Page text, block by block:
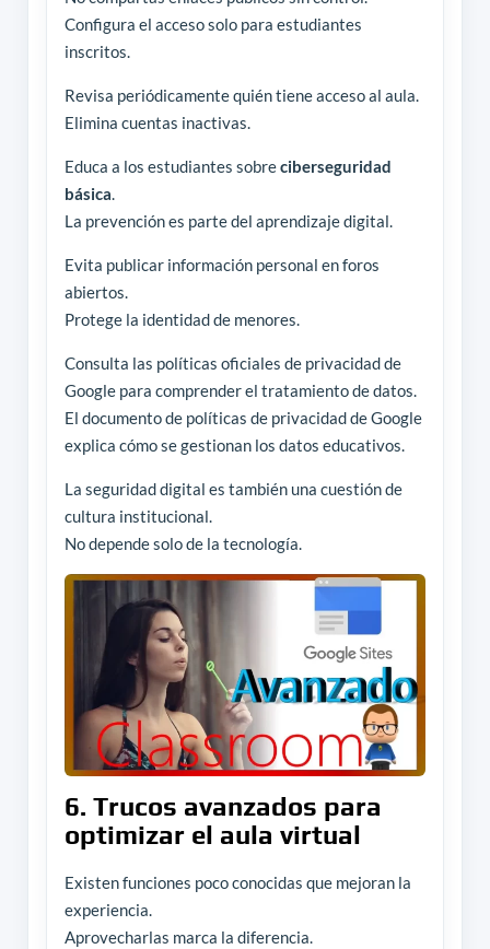
Configura el acceso solo para estudiantes
inscritos.
Revisa periódicamente quién tiene acceso al aula.
Elimina cuentas inactivas.
Educa a los estudiantes sobreciberseguridad
básica.
La prevención es parte del aprendizaje digital.
Evita publicar información personal en foros
abiertos.
Protege la identidad de menores.
Consulta las políticas oficiales de privacidad de
Google para comprender el tratamiento de datos.
El documento de políticas de privacidad de Google
explica cómo se gestionan los datos educativos.
La seguridad digital es también una cuestión de
cultura institucional.
No depende solo de la tecnología.
6. Trucos avanzados para
optimizar el aula virtual
Existen funciones poco conocidas que mejoran la
experiencia.
Aprovecharlas marca la diferencia.